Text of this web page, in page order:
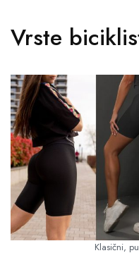
Vrste
Klasični,